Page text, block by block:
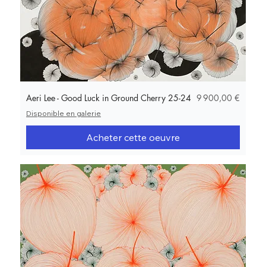
Aeri Lee - Good Luck in Ground Cherry 25-24 Prix
9 900,00 €
Disponible en galerie
Acheter cette oeuvre